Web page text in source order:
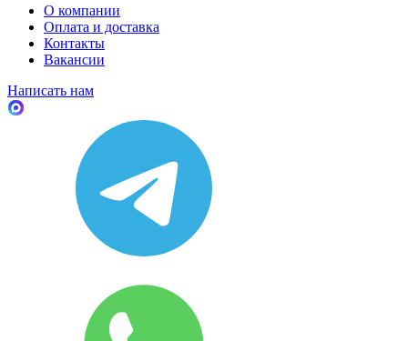
О компании
Оплата и доставка
Контакты
Вакансии
Написать нам